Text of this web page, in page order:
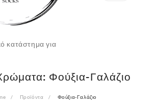
κατάστημα για
Φούξια-Γαλάζιο
Προϊόντα Φούξια-Γαλάζιο